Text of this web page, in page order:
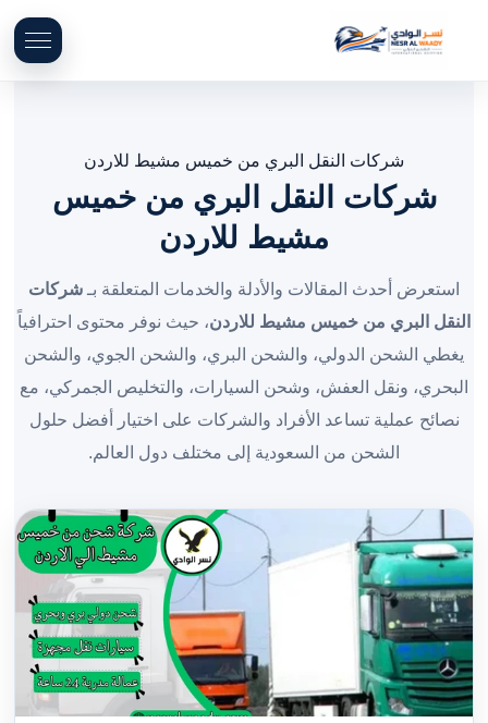
شركات النقل البري من خميس مشيط للاردن
شركات النقل البري من خميس
مشيط للاردن
استعرض أحدث المقالات والأدلة والخدمات المتعلقة بـ شركات
النقل البري من خميس مشيط للاردن، حيث نوفر محتوى احترافياً
يغطي الشحن الدولي، والشحن البري، والشحن الجوي، والشحن
البحري، ونقل العفش، وشحن السيارات، والتخليص الجمركي، مع
نصائح عملية تساعد الأفراد والشركات على اختيار أفضل حلول
الشحن من السعودية إلى مختلف دول العالم.